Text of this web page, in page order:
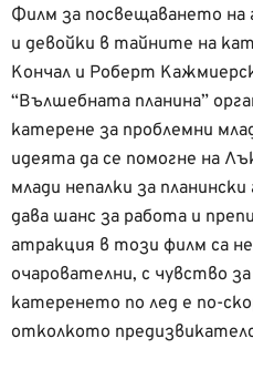
Филм за посвещаването на
и девойки в тайните на
Кончал и Роберт
“Вълшебната планина”
катерене за проблемни
идеята да се помогне на
млади непалки за
дава шанс за работа и
атракция в този филм са
очарователни, с чувство
катеренето по лед е по-
отколкото